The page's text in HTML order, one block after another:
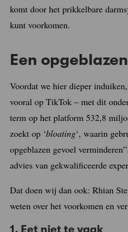
komt door het prikkelbare
kunt voorkomen.
Een
Voordat we hier dieper
vooral op TikTok – met dit
term op het platform 532,8
zoekt op ‘bloating‘, waarin
opgeblazen gevoel
advies van gekwalificeerde
Dat doen wij dan ook: Rhian
weten over het voorkomen en